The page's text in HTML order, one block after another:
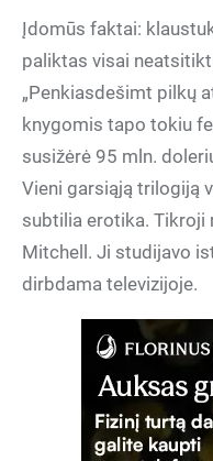
Įdomūs faktai:
paliktas visai
„Penkiasdešimt pilkų
knygomis tapo tokiu
susižėrė 95 mln.
Vieni garsiąją trilogiją
subtilia erotika. Tikroji
Mitchell. Ji studijavo
dirbdama televizijoje.